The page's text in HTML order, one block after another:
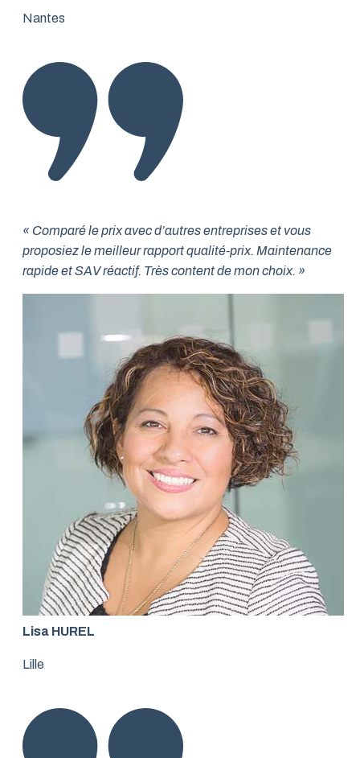
Nantes
« Comparé le prix avec d’autres entreprises et vous
proposiez le meilleur rapport qualité-prix. Maintenance
rapide et SAV réactif. Très content de mon choix. »
Lisa HUREL
Lille